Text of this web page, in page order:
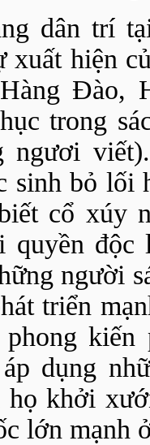
dân trí
xuất hiện
Đào,
trong
ngươi
sinh bỏ lối
cổ xúy
quyền
người
triển
dụng
họ khởi
lớn mạnh